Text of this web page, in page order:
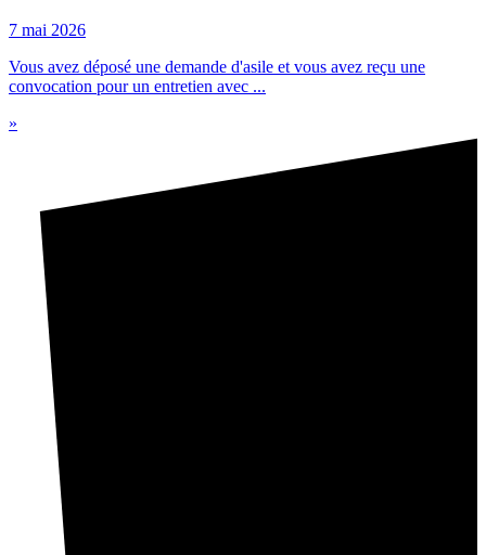
7 mai 2026
Vous avez déposé une demande d'asile et vous avez reçu une
convocation pour un entretien avec ...
»